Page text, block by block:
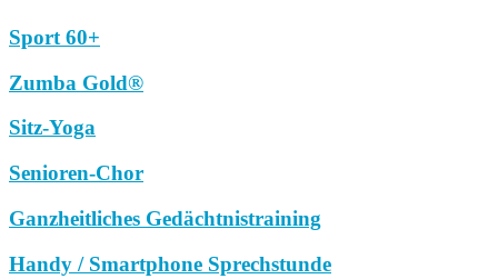
Sport 60+
Zumba Gold®
Sitz-Yoga
Senioren-Chor
Ganzheitliches Gedächtnistraining
Handy / Smartphone Sprechstunde